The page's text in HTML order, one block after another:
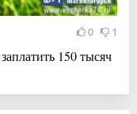
0 1
150 тысяч